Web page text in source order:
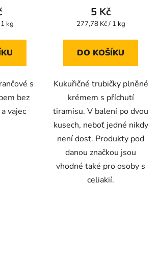
kg
s
bez
vajec
produktu
je
z
5 Kč
Měrná
277,78 Kč / 1 kg
DO KOŠÍKU
Kukuřičné trubičky plněné
krémem s příchutí
tiramisu. V balení po dvou
kusech, neboť jedné nikdy
není dost. Produkty pod
danou značkou jsou
vhodné také pro osoby s
celiakií.